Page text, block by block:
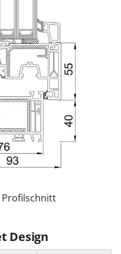
Profilschnitt
Design